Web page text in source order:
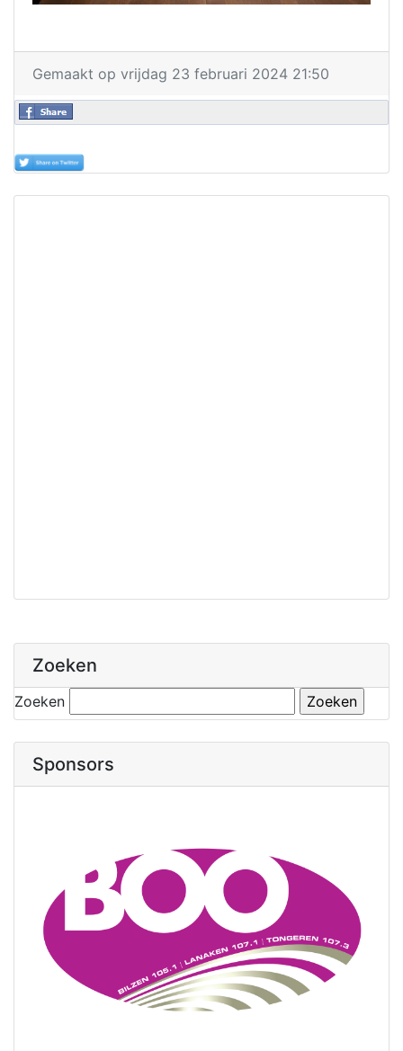
Gemaakt op vrijdag 23 februari 2024 21:50
Zoeken
Zoeken
Sponsors